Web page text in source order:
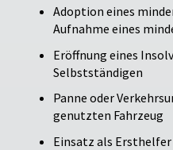
Adoption eines
Aufnahme eines
Eröffnung eines
Selbstständigen
Panne oder
genutzten Fahrzeug
Einsatz als Ersthelfer